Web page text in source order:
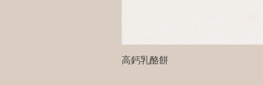
高鈣乳酪餅